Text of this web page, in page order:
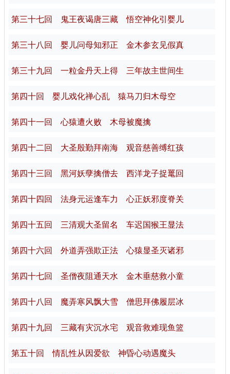
第三十七回 鬼王夜谒唐三藏 悟空神化引婴儿
第三十八回 婴儿问母知邪正 金木参玄见假真
第三十九回 一粒金丹天上得 三年故主世间生
第四十回 婴儿戏化禅心乱 猿马刀归木母空
第四十一回 心猿遭火败 木母被魔擒
第四十二回 大圣殷勤拜南海 观音慈善缚红孩
第四十三回 黑河妖孽擒僧去 西洋龙子捉鼍回
第四十四回 法身元运逢车力 心正妖邪度脊关
第四十五回 三清观大圣留名 车迟国猴王显法
第四十六回 外道弄强欺正法 心猿显圣灭诸邪
第四十七回 圣僧夜阻通天水 金木垂慈救小童
第四十八回 魔弄寒风飘大雪 僧思拜佛履层冰
第四十九回 三藏有灾沉水宅 观音救难现鱼篮
第五十回 情乱性从因爱欲 神昏心动遇魔头